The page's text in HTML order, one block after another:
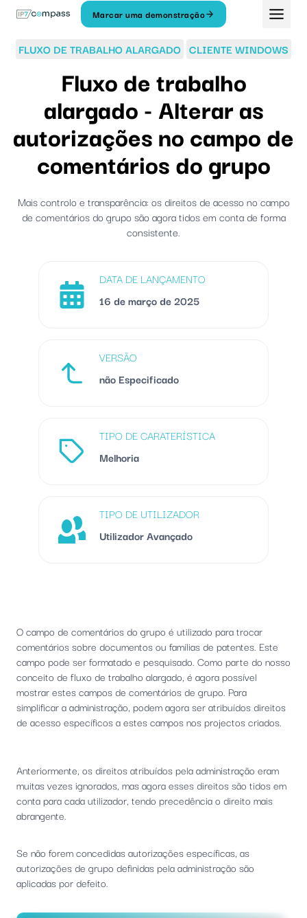
Saltar
para
conteúdo
Marcar uma demonstração
FLUXO DE TRABALHO ALARGADO CLIENTE WINDOWS
Fluxo de trabalho
alargado - Alterar as
autorizações no campo de
comentários do grupo
Mais controlo e transparência: os direitos de acesso no campo
de comentários do grupo são agora tidos em conta de forma
consistente.
DATA DE LANÇAMENTO
16 de março de 2025
VERSÃO
não Especificado
TIPO DE CARATERÍSTICA
Melhoria
TIPO DE UTILIZADOR
Utilizador Avançado
O campo de comentários do grupo é utilizado para trocar
comentários sobre documentos ou famílias de patentes. Este
campo pode ser formatado e pesquisado. Como parte do nosso
conceito de fluxo de trabalho alargado, é agora possível
mostrar estes campos de comentários de grupo. Para
simplificar a administração, podem agora ser atribuídos direitos
de acesso específicos a estes campos nos projectos criados.
Anteriormente, os direitos atribuídos pela administração eram
muitas vezes ignorados, mas agora esses direitos são tidos em
conta para cada utilizador, tendo precedência o direito mais
abrangente.
Se não forem concedidas autorizações específicas, as
autorizações de grupo definidas pela administração são
aplicadas por defeito.